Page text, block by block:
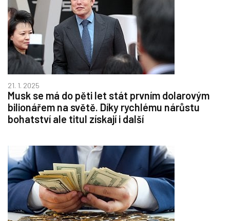
21. 1. 2025
Musk se má do pěti let stát prvním dolarovým
bilionářem na světě. Díky rychlému nárůstu
bohatství ale titul získají i další